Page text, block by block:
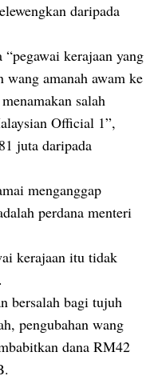
daripada
kerajaan yang
wang amanah awam ke
salah
Official 1”,
juta daripada
menganggap
perdana menteri
kerajaan itu tidak
bersalah bagi tujuh
pengubahan wang
dana RM42